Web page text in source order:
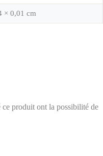
× 0,01 cm
ce produit ont la possibilité de